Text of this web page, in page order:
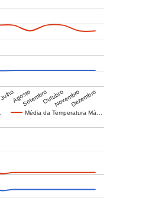
Média da Temperatura Má…
JulhoAgostoSetembroOutubroNovembroDezembro